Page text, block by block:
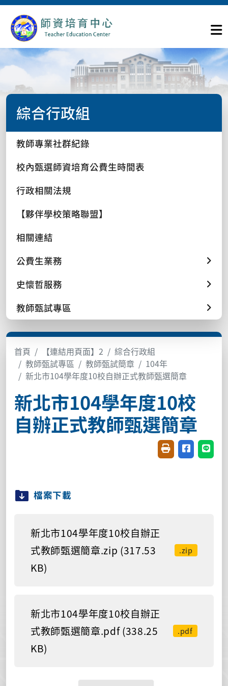
綜合行政組
教師專業社群紀錄
校內甄選師資培育公費生時間表
行政相關法規
【夥伴學校策略聯盟】
相關連結
公費生業務
史懷哲服務
教師甄試專區
首頁 【連結用頁面】2
綜合行政組
教師甄試專區
教師甄試簡章
104年
新北市104學年度10校自辦正式教師甄選簡章
新北市104學年度10校
自辦正式教師甄選簡章
友善列印(開新視
分享至臉書
分享
檔案下載
新北市104學年度10校自辦正
式教師甄選簡章.zip (317.53
KB)
.zip
新北市104學年度10校自辦正
式教師甄選簡章.pdf (338.25
KB)
.pdf